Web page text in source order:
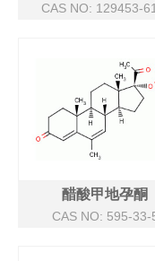
CAS NO: 129453-
醋酸甲地孕酮
CAS NO: 595-33-